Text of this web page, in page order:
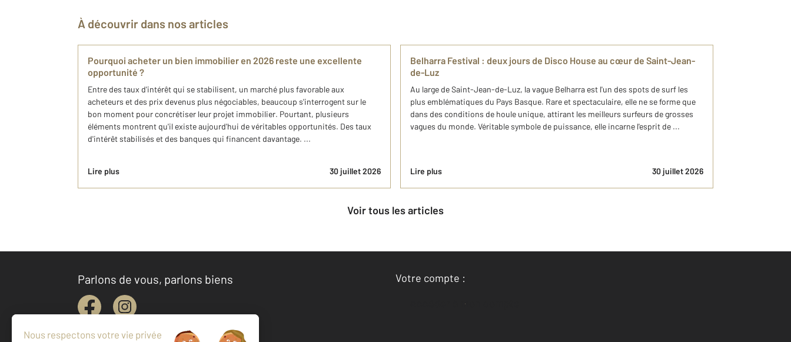
À découvrir dans nos articles
Pourquoi acheter un bien immobilier en 2026 reste une excellente
opportunité ?
Entre des taux d'intérêt qui se stabilisent, un marché plus favorable aux
acheteurs et des prix devenus plus négociables, beaucoup s'interrogent sur le
bon moment pour concrétiser leur projet immobilier. Pourtant, plusieurs
éléments montrent qu'il existe aujourd'hui de véritables opportunités. Des taux
d'intérêt stabilisés et des banques qui financent davantage. ...
Lire plus 30 juillet 2026
Belharra Festival : deux jours de Disco House au cœur de Saint-Jean-
de-Luz
Au large de Saint-Jean-de-Luz, la vague Belharra est l'un des spots de surf les
plus emblématiques du Pays Basque. Rare et spectaculaire, elle ne se forme que
dans des conditions de houle unique, attirant les meilleurs surfeurs de grosses
vagues du monde. Véritable symbole de puissance, elle incarne l'esprit de ...
Lire plus 30 juillet 2026
Voir tous les articles
Parlons de vous, parlons biens
Votre compte :
Accéder à mon compte